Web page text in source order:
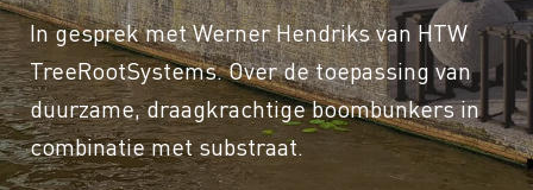
In gesprek met Werner Hendriks van HTW
TreeRootSystems. Over de toepassing van
duurzame, draagkrachtige boombunkers in
combinatie met substraat.